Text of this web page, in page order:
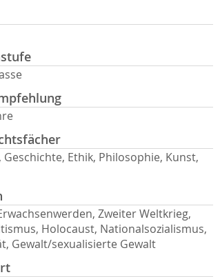
Geschichte, Ethik, Philosophie, Kunst,
Zweiter Weltkrieg,
Holocaust, Nationalsozialismus,
Gewalt/sexualisierte Gewalt